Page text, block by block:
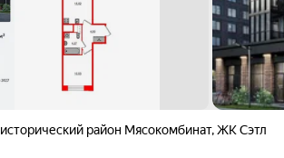
исторический район Мясокомбинат,ЖК Сэтл